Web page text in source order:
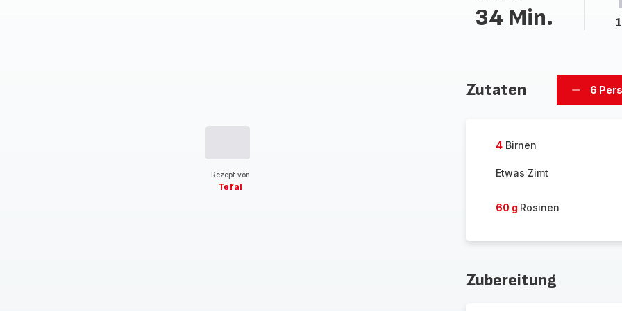
Rezept von
Tefal
34 Min.
Zutaten
Personen
6
4Birnen
Etwas Zimt
60 g Rosinen
Zubereitung